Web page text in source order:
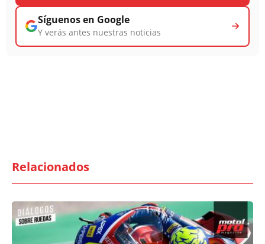
Síguenos en Google
Y verás antes nuestras noticias
Relacionados